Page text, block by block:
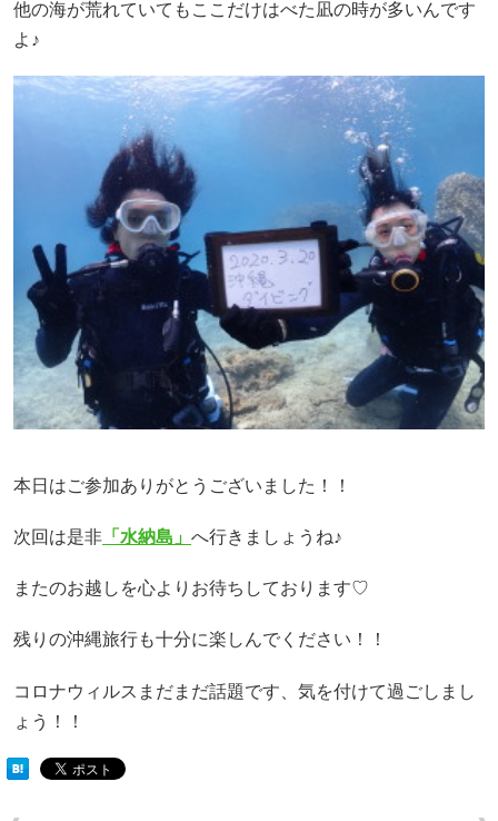
他の海が荒れていてもここだけはべた凪の時が多いんです
よ♪
本日はご参加ありがとうございました！！
次回は是非 「水納島」 へ行きましょうね♪
またのお越しを心よりお待ちしております♡
残りの沖縄旅行も十分に楽しんでください！！
コロナウィルスまだまだ話題です、気を付けて過ごしまし
ょう！！